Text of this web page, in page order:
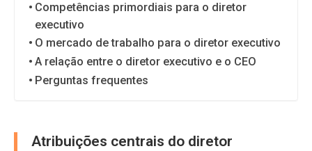
Competências primordiais para o diretor
executivo
O mercado de trabalho para o diretor executivo
A relação entre o diretor executivo e o CEO
Perguntas frequentes
Atribuições centrais do diretor